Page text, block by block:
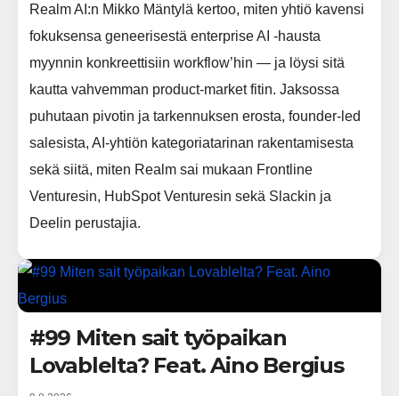
Realm AI:n Mikko Mäntylä kertoo, miten yhtiö kavensi
fokuksensa geneerisestä enterprise AI -hausta
myynnin konkreettisiin workflow’hin — ja löysi sitä
kautta vahvemman product-market fitin. Jaksossa
puhutaan pivotin ja tarkennuksen erosta, founder-led
salesista, AI-yhtiön kategoriatarinan rakentamisesta
sekä siitä, miten Realm sai mukaan Frontline
Venturesin, HubSpot Venturesin sekä Slackin ja
Deelin perustajia.
#99 Miten sait työpaikan
Lovablelta? Feat. Aino Bergius